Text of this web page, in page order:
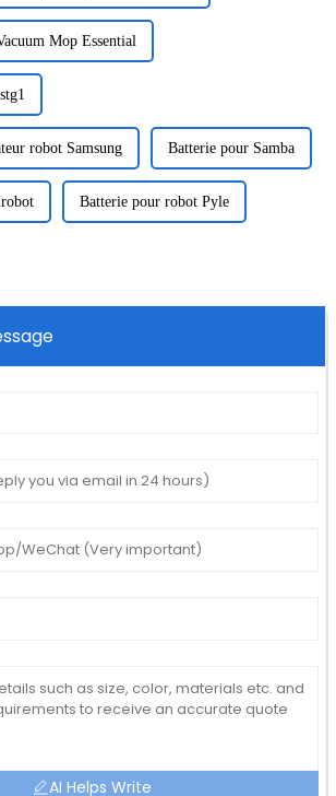
Mop Essential
robot Samsung Batterie pour Samba
Batterie pour robot Pyle
AI Helps Write